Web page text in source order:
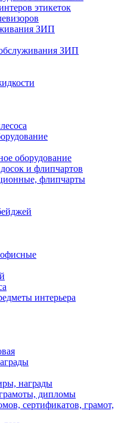
этикеток
ЗИП
ЗИП
оборудование
и флипчартов
флипчарты
офисные
интерьера
награды
дипломы
сертификатов, грамот,